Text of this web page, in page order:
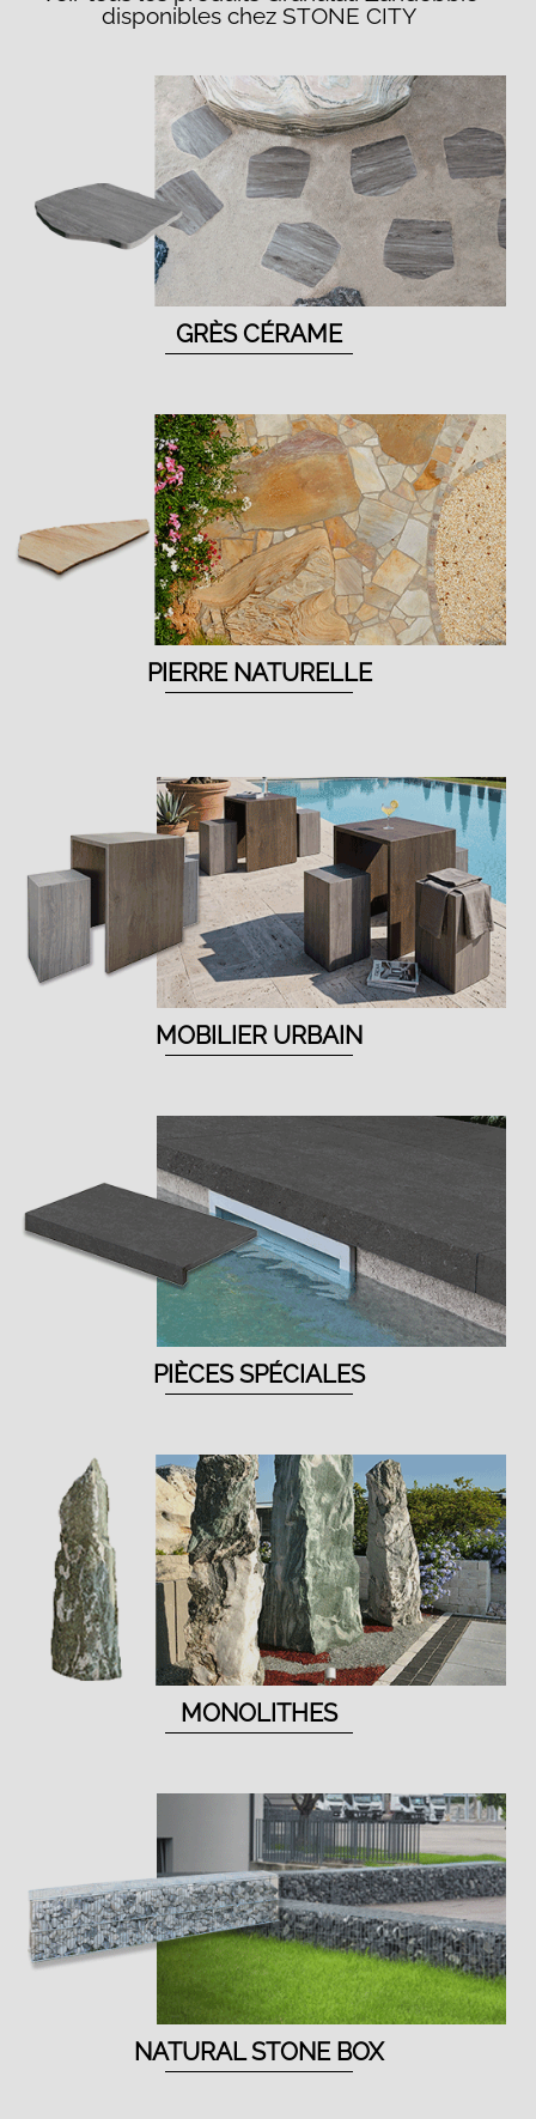
disponibles chez STONE CITY
GRÈS CÉRAME
PIERRE NATURELLE
MOBILIER URBAIN
PIÈCES SPÉCIALES
MONOLITHES
NATURAL STONE BOX